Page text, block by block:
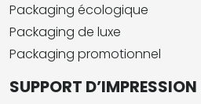
Packaging écologique
Packaging de luxe
Packaging promotionnel
SUPPORT D’IMPRESSION